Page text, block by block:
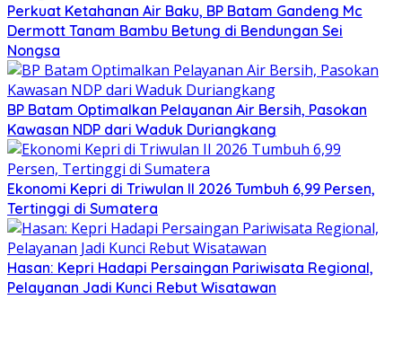
Perkuat Ketahanan Air Baku, BP Batam Gandeng Mc
Dermott Tanam Bambu Betung di Bendungan Sei
Nongsa
BP Batam Optimalkan Pelayanan Air Bersih, Pasokan
Kawasan NDP dari Waduk Duriangkang
Ekonomi Kepri di Triwulan II 2026 Tumbuh 6,99 Persen,
Tertinggi di Sumatera
Hasan: Kepri Hadapi Persaingan Pariwisata Regional,
Pelayanan Jadi Kunci Rebut Wisatawan